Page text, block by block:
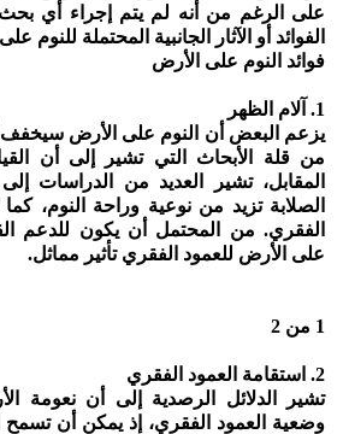
على الرغم من أنه لم يتم إجراء أي
الفوائد أو الآثار الجانبية المحتملة للنوم
فوائد النوم على الأرض
1. آلام الظهر
يزعم البعض أن النوم على الأرض سيخفف
من قلة الأبحاث التي تشير إلى أن
المقابل، تشير العديد من الدراسات
الصلابة تزيد من نوعية وراحة النوم،
الفقري. من المحتمل أن يكون للدعم
على الأرض للعمود الفقري تأثير مماثل.
1 من 2
2. استقامة العمود الفقري
تشير الدلائل الرصدية إلى أن نعومة
وضعية العمود الفقري، إذ يمكن أن تسمح